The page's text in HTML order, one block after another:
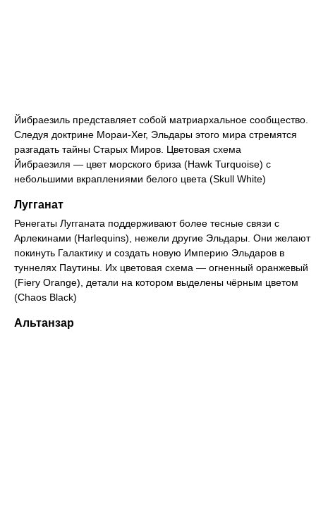
Йибраезиль представляет собой матриархальное сообщество.
Следуя доктрине Мораи-Хег, Эльдары этого мира стремятся
разгадать тайны Старых Миров. Цветовая схема
Йибраезиля — цвет морского бриза (Hawk Turquoise) с
небольшими вкраплениями белого цвета (Skull White)
Лугганат
Ренегаты Лугганата поддерживают более тесные связи с
Арлекинами (Harlequins), нежели другие Эльдары. Они желают
покинуть Галактику и создать новую Империю Эльдаров в
туннелях Паутины. Их цветовая схема — огненный оранжевый
(Fiery Orange), детали на котором выделены чёрным цветом
(Chaos Black)
Альтанзар